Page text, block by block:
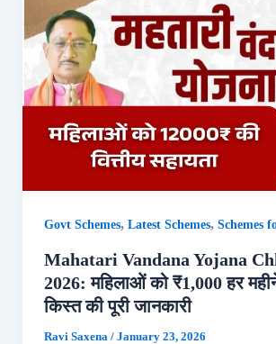
Govt Schemes, Latest Schemes, Schemes
Mahatari Vandana Yojana
2026: महिलाओं को ₹1,000 हर
किस्त की पूरी जानकारी
Ravi Saxena / January 23, 2026